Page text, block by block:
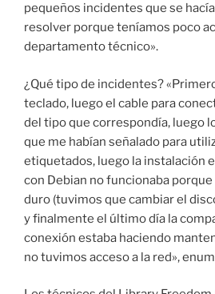
pequeños incidentes que se
resolver porque teníamos poco
departamento técnico».
¿Qué tipo de incidentes?
teclado, luego el cable para
del tipo que correspondía, luego
que me habían señalado para
etiquetados, luego la instalación
con Debian no funcionaba
duro (tuvimos que cambiar el
y finalmente el último día la
conexión estaba haciendo
no tuvimos acceso a la red»,